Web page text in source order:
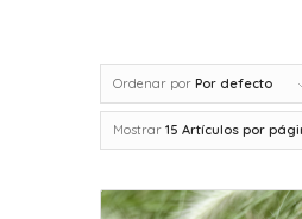
Ordenar por Por defecto
Mostrar 15 Artículos por